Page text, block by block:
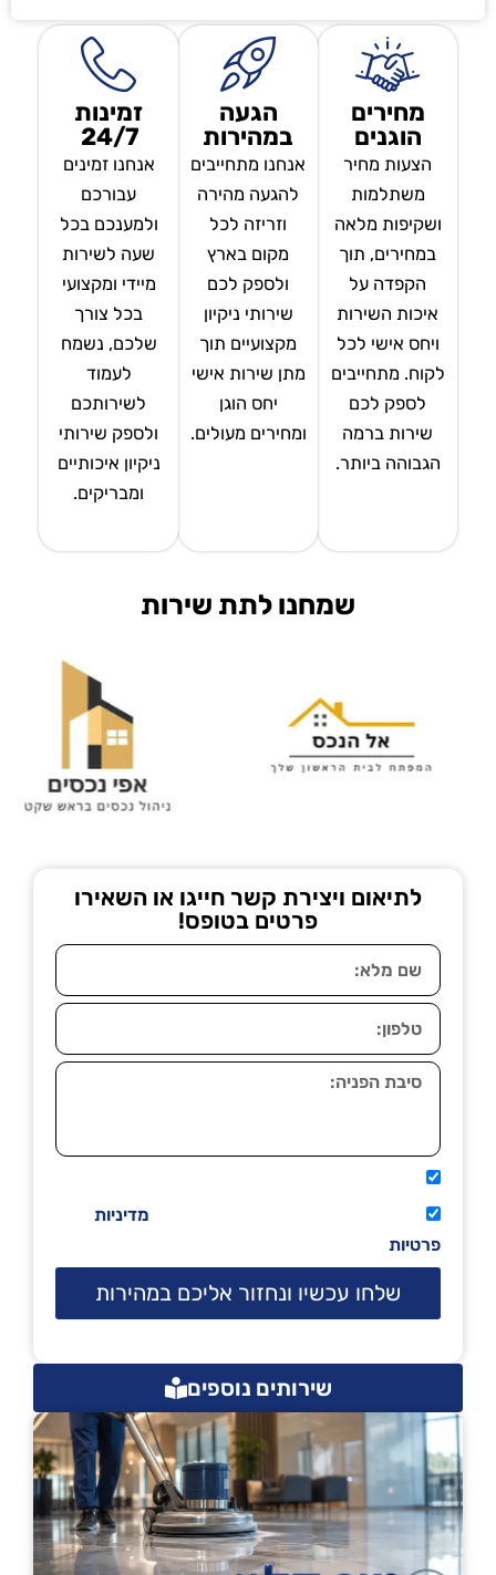
מחירים
הוגנים
הצעות מחיר
משתלמות
ושקיפות מלאה
במחירים, תוך
הקפדה על
איכות השירות
ויחס אישי לכל
לקוח. מתחייבים
לספק לכם
שירות ברמה
הגבוהה ביותר.
הגעה
במהירות
אנחנו מתחייבים
להגעה מהירה
וזריזה לכל
מקום בארץ
ולספק לכם
שירותי ניקיון
מקצועיים תוך
מתן שירות אישי
יחס הוגן
ומחירים מעולים.
זמינות
24/7
אנחנו זמינים
עבורכם
ולמענכם בכל
שעה לשירות
מיידי ומקצועי
בכל צורך
שלכם, נשמח
לעמוד
לשירותכם
ולספק שירותי
ניקיון איכותיים
ומבריקים.
שמחנו לתת שירות
לתיאום ויצירת קשר חייגו או השאירו
פרטים בטופס!
מדיניות
פרטיות
שלחו עכשיו ונחזור אליכם במהירות
שירותים נוספים